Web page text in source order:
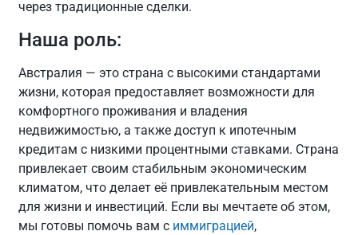
через традиционные сделки.
Наша роль:
Австралия — это страна с высокими стандартами
жизни, которая предоставляет возможности для
комфортного проживания и владения
недвижимостью, а также доступ к ипотечным
кредитам с низкими процентными ставками. Страна
привлекает своим стабильным экономическим
климатом, что делает её привлекательным местом
для жизни и инвестиций. Если вы мечтаете об этом,
мы готовы помочь вам с иммиграцией,